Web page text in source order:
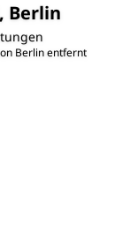
Berlin
Berlin entfernt